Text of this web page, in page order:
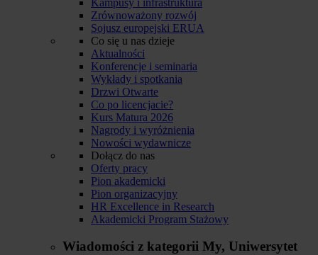
Zrównoważony rozwój
Sojusz europejski ERUA
Co się u nas dzieje
Aktualności
Konferencje i seminaria
Wykłady i spotkania
Drzwi Otwarte
Co po licencjacie?
Kurs Matura 2026
Nagrody i wyróżnienia
Nowości wydawnicze
Dołącz do nas
Oferty pracy
Pion akademicki
Pion organizacyjny
HR Excellence in Research
Akademicki Program Stażowy
Wiadomości z kategorii My, Uniwersytet